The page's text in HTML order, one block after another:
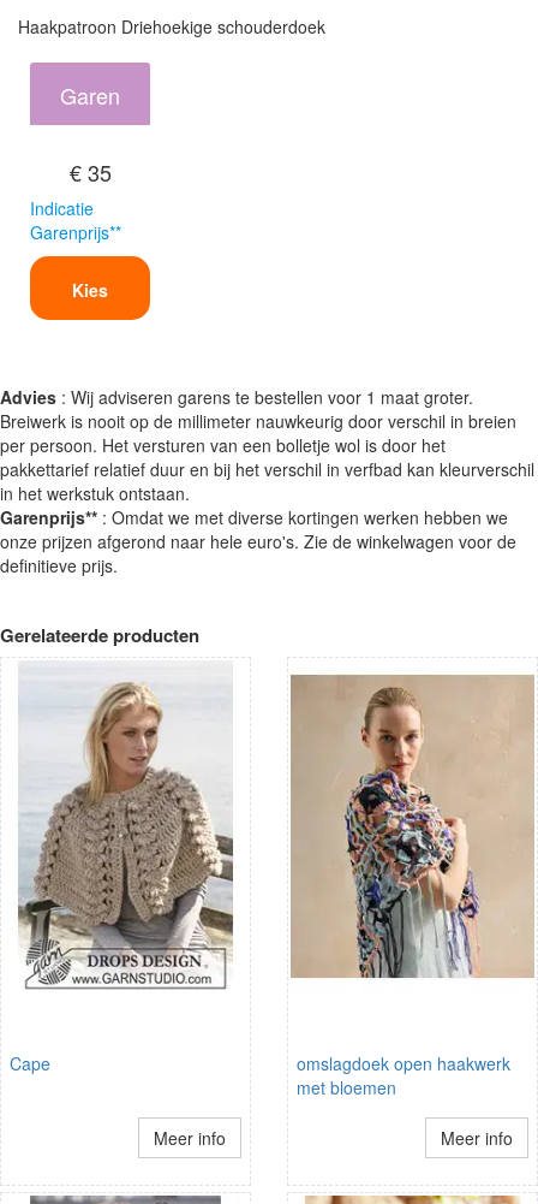
Haakpatroon Driehoekige schouderdoek
Garen
€ 35
Indicatie
Garenprijs**
Kies
Advies : Wij adviseren garens te bestellen voor 1 maat groter.
Breiwerk is nooit op de millimeter nauwkeurig door verschil in breien
per persoon. Het versturen van een bolletje wol is door het
pakkettarief relatief duur en bij het verschil in verfbad kan kleurverschil
in het werkstuk ontstaan.
Garenprijs** : Omdat we met diverse kortingen werken hebben we
onze prijzen afgerond naar hele euro's. Zie de winkelwagen voor de
definitieve prijs.
Gerelateerde producten
Cape
Meer info
omslagdoek open haakwerk
met bloemen
Meer info